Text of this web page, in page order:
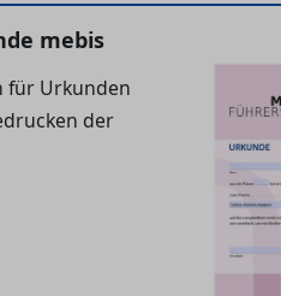
mebis
für Urkunden
der